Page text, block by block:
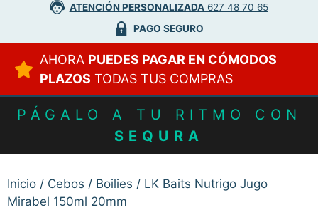
ATENCIÓN PERSONALIZADA627 48 70 65
PAGO SEGURO
AHORA PUEDES PAGAR EN CÓMODOS
PLAZOS TODAS TUS COMPRAS
PÁGALO A TU RITMO CON
SEQURA
Inicio / Cebos / Boilies / LK Baits Nutrigo Jugo
Mirabel 150ml 20mm